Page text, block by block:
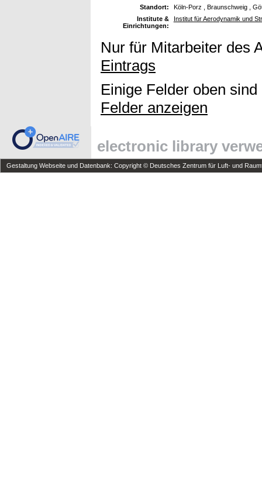
Standort:
Köln-Porz , Braunschweig ,
Institute &
Einrichtungen:
Institut für Aerodynamik und
Nur für Mitarbeiter des
Eintrags
Einige Felder oben
Felder anzeigen
electronic library
Gestaltung Webseite und Datenbank: Copyright © Deutsches Zentrum für Luft- und